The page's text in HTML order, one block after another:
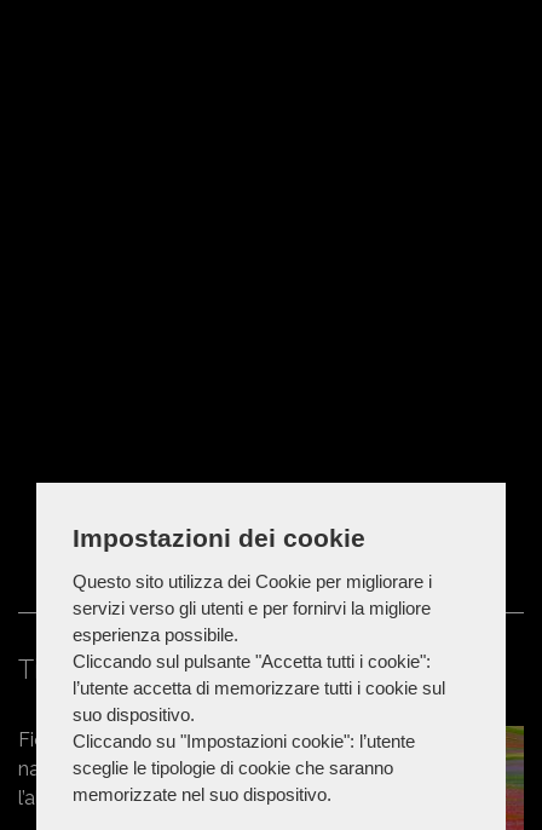
Impostazioni dei cookie
Questo sito utilizza dei Cookie per migliorare i
servizi verso gli utenti e per fornirvi la migliore
esperienza possibile.
Cliccando sul pulsante "Accetta tutti i cookie":
l’utente accetta di memorizzare tutti i cookie sul
suo dispositivo.
Cliccando su "Impostazioni cookie": l’utente
sceglie le tipologie di cookie che saranno
memorizzate nel suo dispositivo.
Ti potrebbe interessare
Fioritura di Castelluccio, tornano le
navette Contram per raggiungere
l’altopiano